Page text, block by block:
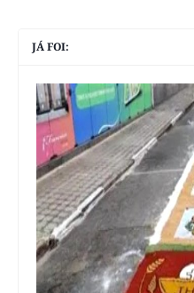
JÁ FOI: